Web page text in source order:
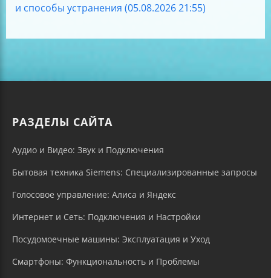
и способы устранения (05.08.2026 21:55)
РАЗДЕЛЫ САЙТА
Аудио и Видео: Звук и Подключения
Бытовая техника Siemens: Специализированные запросы
Голосовое управление: Алиса и Яндекс
Интернет и Сеть: Подключения и Настройки
Посудомоечные машины: Эксплуатация и Уход
Смартфоны: Функциональность и Проблемы